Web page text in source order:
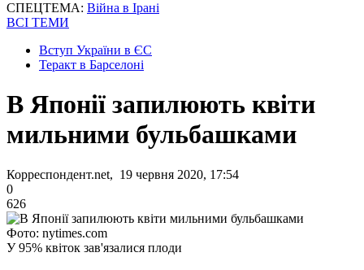
СПЕЦТЕМА: Війна в Ірані
ВСІ ТЕМИ
Вступ України в ЄС
Теракт в Барселоні
В Японії запилюють квіти
мильними бульбашками
Корреспондент.net, 19 червня 2020, 17:54
0
626
Фото: nytimes.com
У 95% квіток зав'язалися плоди